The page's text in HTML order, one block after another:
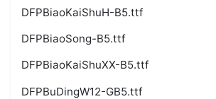
DFPBiaoKaiShuH-B5.ttf
DFPBiaoSong-B5.ttf
DFPBiaoKaiShuXX-B5.ttf
DFPBuDingW12-GB5.ttf